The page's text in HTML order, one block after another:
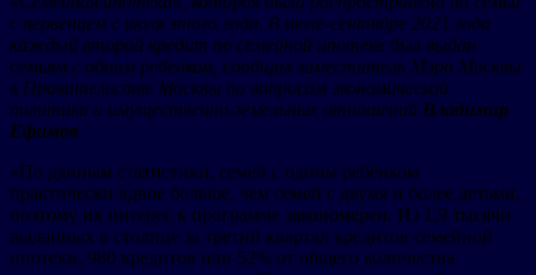
с первенцем с июля этого года. В июле-сентябре 2021 года
каждый второй кредит по семейной ипотеке был выдан
семьям с одним ребенком, сообщил заместитель Мэра Москвы
в Правительстве Москвы по вопросам экономической
политики и имущественно-земельных отношений Владимир
Ефимов.
«По данным статистики, семей с одним ребёнком
практически вдвое больше, чем семей с двумя и более детьми,
поэтому их интерес к программе закономерен. Из 1,9 тысячи
выданных в столице за третий квартал кредитов семейной
ипотеки, 980 кредитов или 52% от общего количества